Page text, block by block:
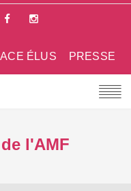
PRESSE
ÉLUS
l'AMF